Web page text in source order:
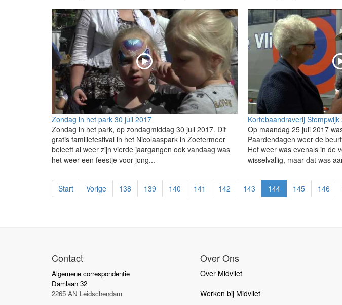
Zondag in het park 30 juli 2017
Zondag in het park, op zondagmiddag 30 juli 2017. Dit
gratis familiefestival in het Nicolaaspark in Zoetermeer
beleeft al weer zijn vierde jaargangen ook vandaag was
het weer een feestje voor jong...
Kortebaandraverij Stompwijk
Op maandag 25 juli 2017
Paardendagen weer de
Het weer was evenals in de
wisselvallig, maar dat was
Start Vorige 138 139 140 141 142 143 144 145 146
Contact
Algemene correspondentie
Damlaan 32
2265 AN Leidschendam
Over Ons
Over Midvliet
Werken bij Midvliet